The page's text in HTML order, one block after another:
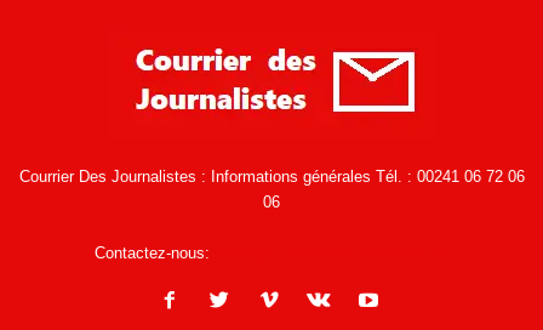
Courrier Des Journalistes : Informations générales Tél. : 00241 06 72 06
06
Contactez-nous: